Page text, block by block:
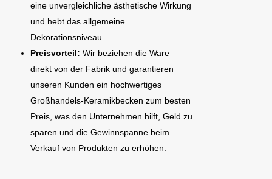
eine unvergleichliche ästhetische Wirkung
und hebt das allgemeine
Dekorationsniveau.
Preisvorteil: Wir beziehen die Ware
direkt von der Fabrik und garantieren
unseren Kunden ein hochwertiges
Großhandels-Keramikbecken zum besten
Preis, was den Unternehmen hilft, Geld zu
sparen und die Gewinnspanne beim
Verkauf von Produkten zu erhöhen.